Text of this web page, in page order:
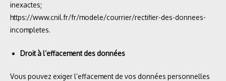
inexactes;
https://www.cnil.fr/fr/modele/courrier/rectifier-des-donnees-
incompletes.
Droit à l’effacement des données
Vous pouvez exiger l’effacement de vos données personnelles